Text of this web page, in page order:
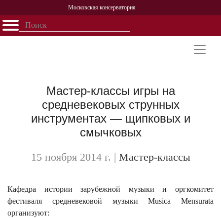
Московская консерватория
Открыть - закрыть
Персоналии
История
Мастер-классы игры на
средневековых струнных
инструментах — щипковых и
смычковых
15 ноября 2014 г. | Мастер-классы
Кафедра истории зарубежной музыки и оргкомитет
фестиваля средневековой музыки Musica Mensurata
организуют: